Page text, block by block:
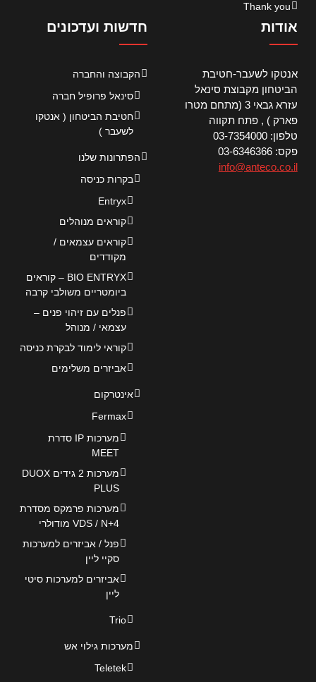
Thank you
חדשות ועדכונים
הקבוצה והחברה
סינאל פרופיל חברה
חטיבת הביטחון ( אנטקו
לשעבר )
הפתרונות שלנו
בקרות כניסה
Entryx
קוראים מנוהלים
קוראים עצמאים /
מקודדים
BIO ENTRYX – קוראים
ביומטריים משולבי קרבה
פנלים עם זיהוי פנים –
עצמאי / מנוהל
קוראי לימוד לבקרת כניסה
אביזרים משלימים
אינטרקום
Fermax
מערכות IP סדרת
MEET
מערכות 2 גידים DUOX
PLUS
מערכות פרמקס מסדרת
VDS / N+4 מודולרי
פנל / אביזרים למערכות
סקיי ליין
אביזרים למערכות סיטי
ליין
Trio
מערכות גילוי אש
Teletek
אודות
אנטקו לשעבר-חטיבת
הביטחון מקבוצת סינאל
עזרא גבאי 3 (מתחם מטרו
פארק ) , פתח תקווה
טלפון: 03-7354000
פקס: 03-6346366
info@anteco.co.il